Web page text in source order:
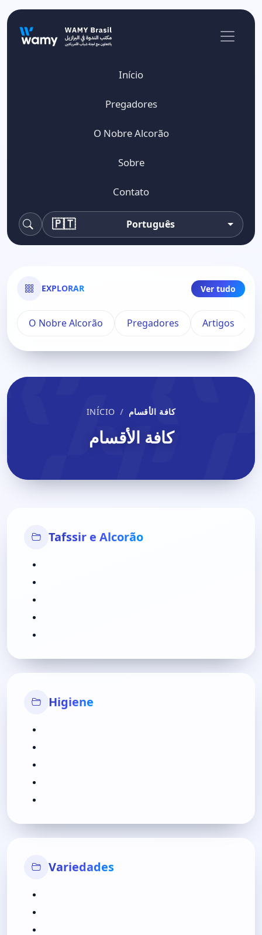
Início
Pregadores
O Nobre Alcorão
Sobre
Contato
Pesquisa
🇵🇹 Português
EXPLORAR Ver tudo
O Nobre Alcorão Pregadores Artigos
INÍCIO كافة الأقسام
كافة الأقسام
Tafssir e Alcorão
Higiene
Variedades